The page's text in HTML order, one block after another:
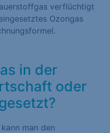
verflüchtigt
Ozongas
in der
oder
man den